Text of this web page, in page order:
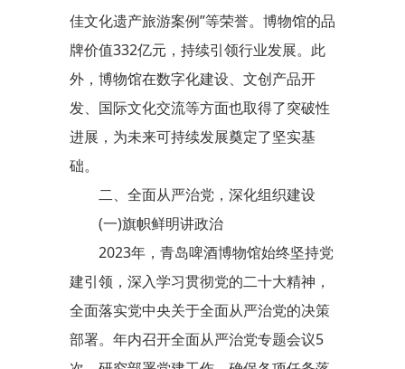
佳文化遗产旅游案例”等荣誉。博物馆的品
牌价值332亿元，持续引领行业发展。此
外，博物馆在数字化建设、文创产品开
发、国际文化交流等方面也取得了突破性
进展，为未来可持续发展奠定了坚实基
础。
二、全面从严治党，深化组织建设
(一)旗帜鲜明讲政治
2023年，青岛啤酒博物馆始终坚持党
建引领，深入学习贯彻党的二十大精神，
全面落实党中央关于全面从严治党的决策
部署。年内召开全面从严治党专题会议5